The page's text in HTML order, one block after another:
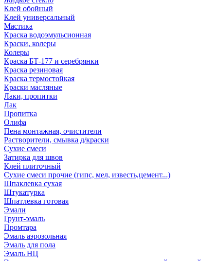
Клей обойный
Клей универсальный
Мастика
Краска водоэмульсионная
Краски, колеры
Колеры
Краска БТ-177 и серебрянки
Краска резиновая
Краска термостойкая
Краски масляные
Лаки, пропитки
Лак
Пропитка
Олифа
Пена монтажная, очистители
Растворители, смывка д/краски
Сухие смеси
Затирка для швов
Клей плиточный
Сухие смеси прочие (гипс, мел, известь,цемент...)
Шпаклевка сухая
Штукатурка
Шпатлевка готовая
Эмали
Грунт-эмаль
Промтара
Эмаль аэрозольная
Эмаль для пола
Эмаль НЦ